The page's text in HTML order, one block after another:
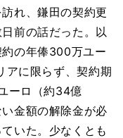
れ、鎌田の契約更
前の話だった。以
の年俸300万ユー
アに限らず、契約期
ーロ（約34億
金額の解除金が必
いた。少なくとも